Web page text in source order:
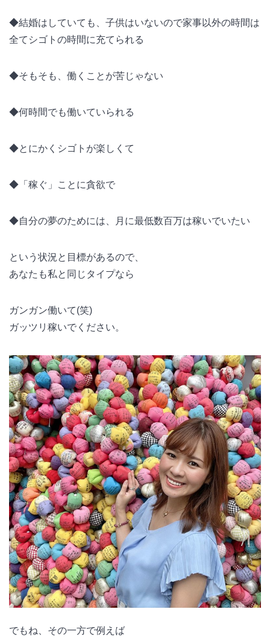
◆結婚はしていても、子供はいないので家事以外の時間は
全てシゴトの時間に充てられる
◆そもそも、働くことが苦じゃない
◆何時間でも働いていられる
◆とにかくシゴトが楽しくて
◆「稼ぐ」ことに貪欲で
◆自分の夢のためには、月に最低数百万は稼いでいたい
という状況と目標があるので、
あなたも私と同じタイプなら
ガンガン働いて(笑)
ガッツリ稼いでください。
でもね、その一方で例えば